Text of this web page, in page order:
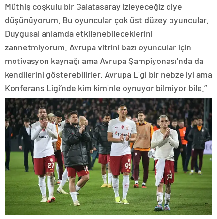
Müthiş coşkulu bir Galatasaray izleyeceğiz diye
düşünüyorum. Bu oyuncular çok üst düzey oyuncular.
Duygusal anlamda etkilenebileceklerini
zannetmiyorum. Avrupa vitrini bazı oyuncular için
motivasyon kaynağı ama Avrupa Şampiyonası’nda da
kendilerini gösterebilirler. Avrupa Ligi bir nebze iyi ama
Konferans Ligi’nde kim kiminle oynuyor bilmiyor bile.”